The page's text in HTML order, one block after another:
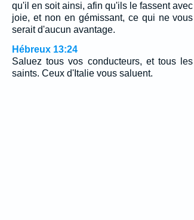
qu'il en soit ainsi, afin qu'ils le fassent avec
joie, et non en gémissant, ce qui ne vous
serait d'aucun avantage.
Hébreux 13:24
Saluez tous vos conducteurs, et tous les
saints. Ceux d'Italie vous saluent.